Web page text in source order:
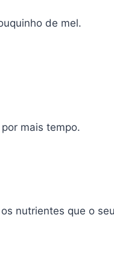
de mel.
mais tempo.
nutrientes que o